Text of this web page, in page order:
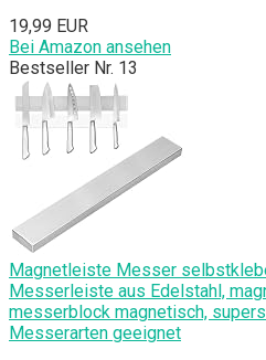
19,99 EUR
Bei Amazon ansehen
Bestseller Nr. 13
Magnetleiste Messer
Messerleiste aus Edelstahl,
messerblock magnetisch,
Messerarten geeignet